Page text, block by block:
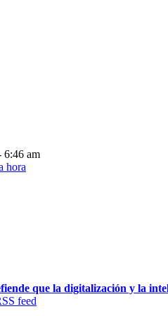
6:46 am
que la digitalización y la